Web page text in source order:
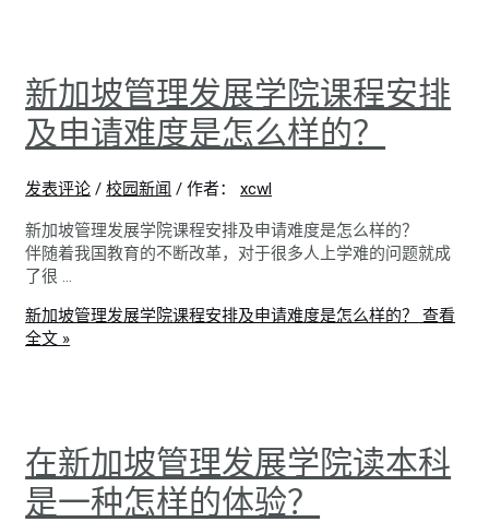
新加坡管理发展学院课程安排
及申请难度是怎么样的？
发表评论 /校园新闻 / 作者： xcwl
新加坡管理发展学院课程安排及申请难度是怎么样的？
伴随着我国教育的不断改革，对于很多人上学难的问题就成
了很 …
新加坡管理发展学院课程安排及申请难度是怎么样的？
查看
全文 »
在新加坡管理发展学院读本科
是一种怎样的体验？